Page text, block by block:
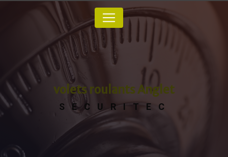
volets roulants Anglet
SECURITEC
Panneau de gestion des cookies